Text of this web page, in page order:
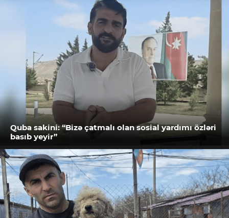
Quba sakini: “Bizə çatmalı olan sosial yardımı özləri
basıb yeyir”